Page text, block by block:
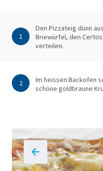
1
Den Pizzateig dünn
Briewürfel, den
verteilen.
2
Im heissen Backofen
schöne goldbraune